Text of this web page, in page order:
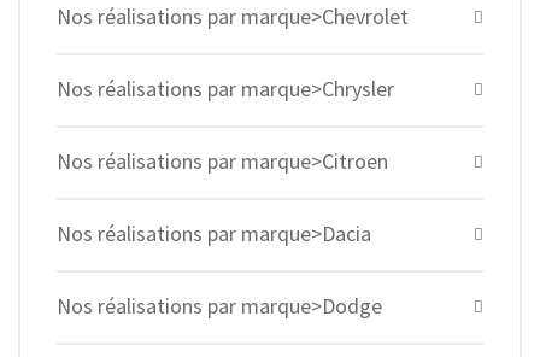
Nos réalisations par marque>Chevrolet
Nos réalisations par marque>Chrysler
Nos réalisations par marque>Citroen
Nos réalisations par marque>Dacia
Nos réalisations par marque>Dodge